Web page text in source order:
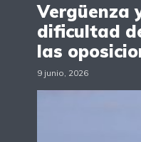
Vergüenza
dificultad
las
9 junio, 2026